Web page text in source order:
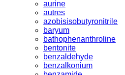
aurine
autres
azobisisobutyronitrile
baryum
bathophenanthroline
bentonite
benzaldehyde
benzalkonium